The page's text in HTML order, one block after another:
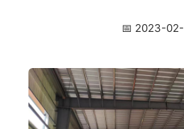
📅 2023-